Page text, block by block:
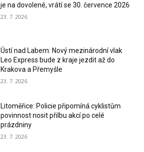
je na dovolené, vrátí se 30. července 2026
23. 7. 2026
Ústí nad Labem: Nový mezinárodní vlak
Leo Express bude z kraje jezdit až do
Krakova a Přemyšle
23. 7. 2026
Litoměřice: Policie připomíná cyklistům
povinnost nosit přilbu akcí po celé
prázdniny
23. 7. 2026